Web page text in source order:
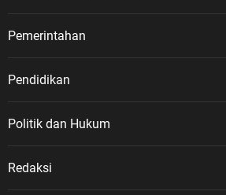
Pemerintahan
Pendidikan
Politik dan Hukum
Redaksi